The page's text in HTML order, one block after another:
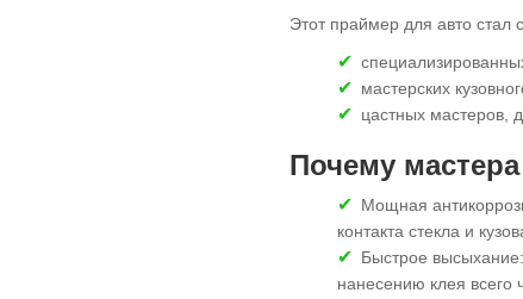
Этот праймер для авто стал
мастерских
цастных мастеров,
Почему
Мощная
контакта стекла и
Быстрое
нанесению клея всего